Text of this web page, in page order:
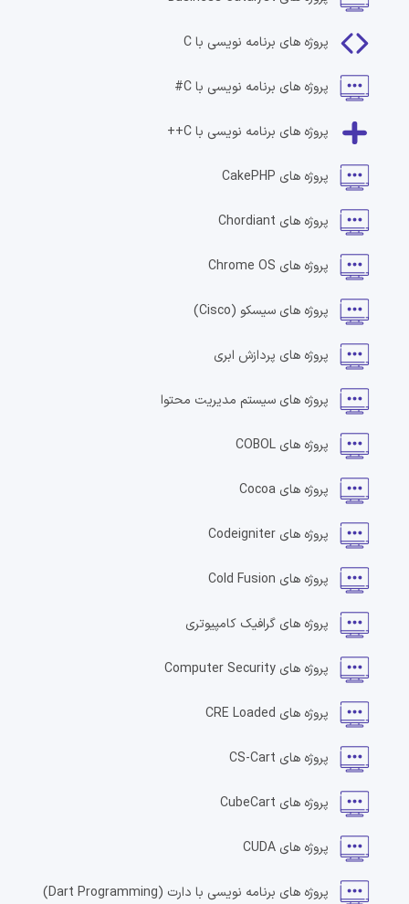
پروژه های برنامه نویسی با C
پروژه های برنامه نویسی با C#
پروژه های برنامه نویسی با C++
پروژه های CakePHP
پروژه های Chordiant
پروژه های Chrome OS
پروژه های سیسکو (Cisco)
پروژه های پردازش ابری
پروژه های سیستم مدیریت محتوا
پروژه های COBOL
پروژه های Cocoa
پروژه های Codeigniter
پروژه های Cold Fusion
پروژه های گرافیک کامپیوتری
پروژه های Computer Security
پروژه های CRE Loaded
پروژه های CS-Cart
پروژه های CubeCart
پروژه های CUDA
پروژه های برنامه نویسی با دارت (Dart Programming)